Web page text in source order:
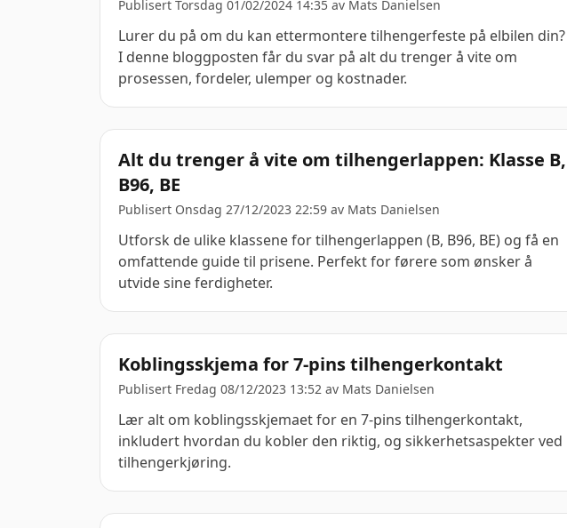
Publisert Torsdag 01/02/2024 14:35 av Mats Danielsen
Lurer du på om du kan ettermontere tilhengerfeste på elbilen din?
I denne bloggposten får du svar på alt du trenger å vite om
prosessen, fordeler, ulemper og kostnader.
Alt du trenger å vite om tilhengerlappen: Klasse B,
B96, BE
Publisert Onsdag 27/12/2023 22:59 av Mats Danielsen
Utforsk de ulike klassene for tilhengerlappen (B, B96, BE) og få en
omfattende guide til prisene. Perfekt for førere som ønsker å
utvide sine ferdigheter.
Koblingsskjema for 7-pins tilhengerkontakt
Publisert Fredag 08/12/2023 13:52 av Mats Danielsen
Lær alt om koblingsskjemaet for en 7-pins tilhengerkontakt,
inkludert hvordan du kobler den riktig, og sikkerhetsaspekter ved
tilhengerkjøring.